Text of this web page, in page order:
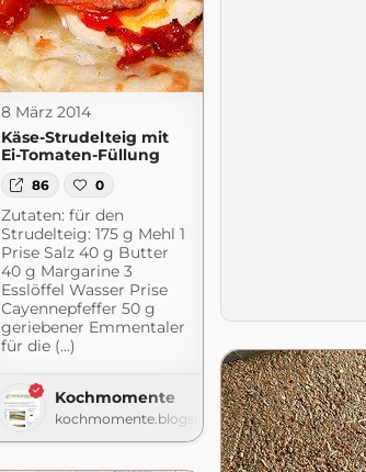
8 März 2014
Käse-Strudelteig mit
Ei-Tomaten-Füllung
86 0
Zutaten: für den
Strudelteig: 175 g Mehl 1
Prise Salz 40 g Butter
40 g Margarine 3
Esslöffel Wasser Prise
Cayennepfeffer 50 g
geriebener Emmentaler
für die (...)
Kochmomente
kochmomente.blogspot.com